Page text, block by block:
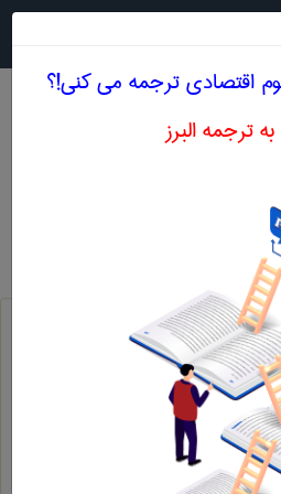
اقتصادی
اقتصادی ترجمه می کنی!؟
ترجمه البرز